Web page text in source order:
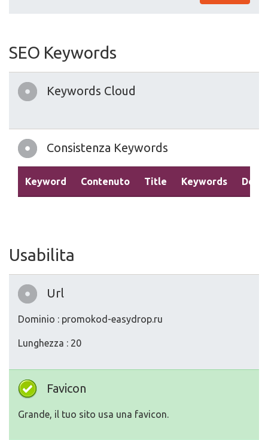
SEO Keywords
Keywords Cloud
Consistenza Keywords
Keyword Contenuto Title Keywords
Usabilita
Url
Dominio : promokod-easydrop.ru
Lunghezza : 20
Favicon
Grande, il tuo sito usa una favicon.